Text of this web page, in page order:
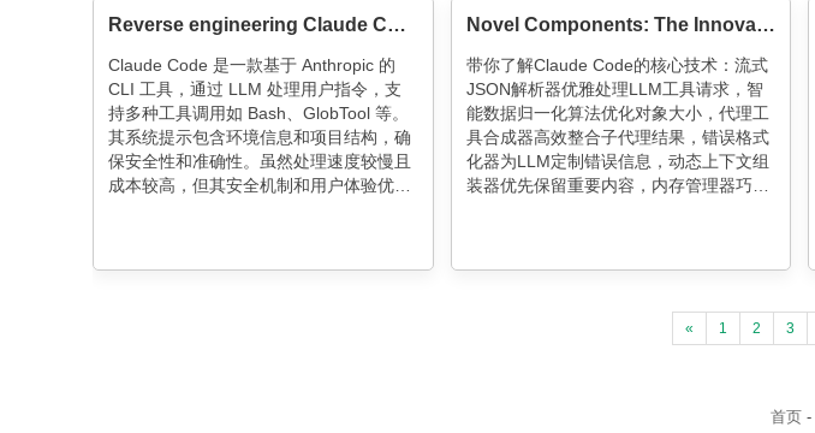
Reverse engineering Claude Code
Claude Code 是一款基于 Anthropic 的
CLI 工具，通过 LLM 处理用户指令，支
持多种工具调用如 Bash、GlobTool 等。
其系统提示包含环境信息和项目结构，确
保安全性和准确性。虽然处理速度较慢且
成本较高，但其安全机制和用户体验优于
Novel Components: The Innovations That Define Claude Code
带你了解Claude Code的核心技术：流式
JSON解析器优雅处理LLM工具请求，智
能数据归一化算法优化对象大小，代理工
具合成器高效整合子代理结果，错误格式
化器为LLM定制错误信息，动态上下文组
装器优先保留重要内容，内存管理器巧妙
« 1 2 3
首页-